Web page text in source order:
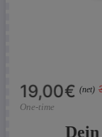
19,00€ (net)
One-time
Dein